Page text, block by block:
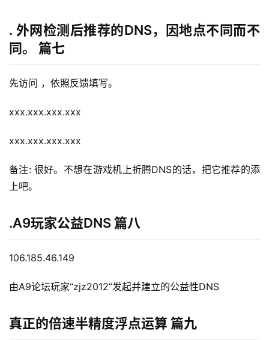
. 外网检测后推荐的DNS，因地点不同而不
同。 篇七
先访问 ，依照反馈填写。
xxx.xxx.xxx.xxx
xxx.xxx.xxx.xxx
备注: 很好。不想在游戏机上折腾DNS的话，把它推荐的添
上吧。
.A9玩家公益DNS 篇八
106.185.46.149
由A9论坛玩家“zjz2012”发起并建立的公益性DNS
真正的倍速半精度浮点运算 篇九